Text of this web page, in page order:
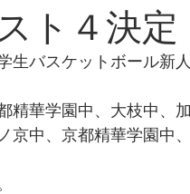
ト４決定
生バスケットボール新
精華学園中、大枝中、
京中、京都精華学園中